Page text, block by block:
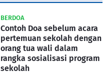
BERDOA
Contoh Doa sebelum acara
pertemuan sekolah dengan
orang tua wali dalam
rangka sosialisasi program
sekolah